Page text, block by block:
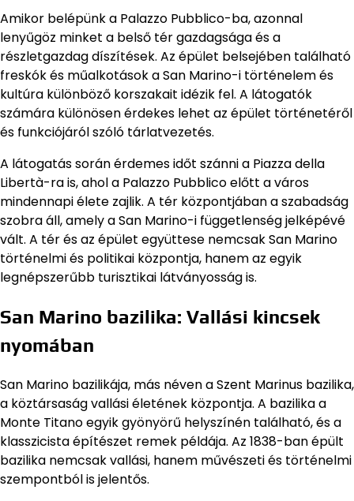
Amikor belépünk a Palazzo Pubblico-ba, azonnal
lenyűgöz minket a belső tér gazdagsága és a
részletgazdag díszítések. Az épület belsejében található
freskók és műalkotások a San Marino-i történelem és
kultúra különböző korszakait idézik fel. A látogatók
számára különösen érdekes lehet az épület történetéről
és funkciójáról szóló tárlatvezetés.
A látogatás során érdemes időt szánni a Piazza della
Libertà-ra is, ahol a Palazzo Pubblico előtt a város
mindennapi élete zajlik. A tér központjában a szabadság
szobra áll, amely a San Marino-i függetlenség jelképévé
vált. A tér és az épület együttese nemcsak San Marino
történelmi és politikai központja, hanem az egyik
legnépszerűbb turisztikai látványosság is.
San Marino bazilika: Vallási kincsek
nyomában
San Marino bazilikája, más néven a Szent Marinus bazilika,
a köztársaság vallási életének központja. A bazilika a
Monte Titano egyik gyönyörű helyszínén található, és a
klasszicista építészet remek példája. Az 1838-ban épült
bazilika nemcsak vallási, hanem művészeti és történelmi
szempontból is jelentős.